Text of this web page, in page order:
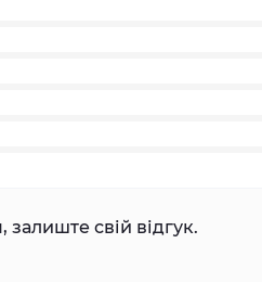
свій відгук.